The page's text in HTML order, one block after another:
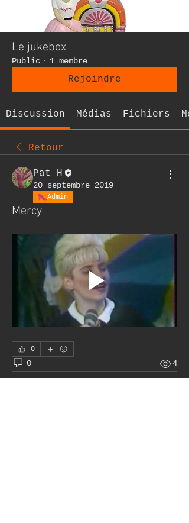
Le jukebox
Public · 1 membre
Rejoindre
Discussion Médias Fichiers
Retour
Pat H
20 septembre 2019
Admin
Mercy
0
0 4